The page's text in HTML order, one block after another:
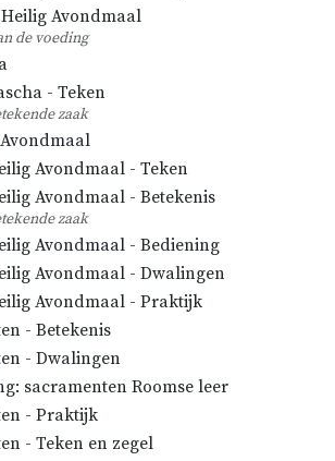
Avondmaal
de voeding
- Teken
zaak
Avondmaal - Teken
Avondmaal - Betekenis
zaak
Avondmaal - Bediening
Avondmaal - Dwalingen
Avondmaal - Praktijk
- Betekenis
- Dwalingen
sacramenten Roomse leer
- Praktijk
- Teken en zegel